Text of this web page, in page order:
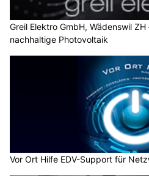
Greil Elektro GmbH, Wädenswil
nachhaltige Photovoltaik
Vor Ort Hilfe EDV-Support für